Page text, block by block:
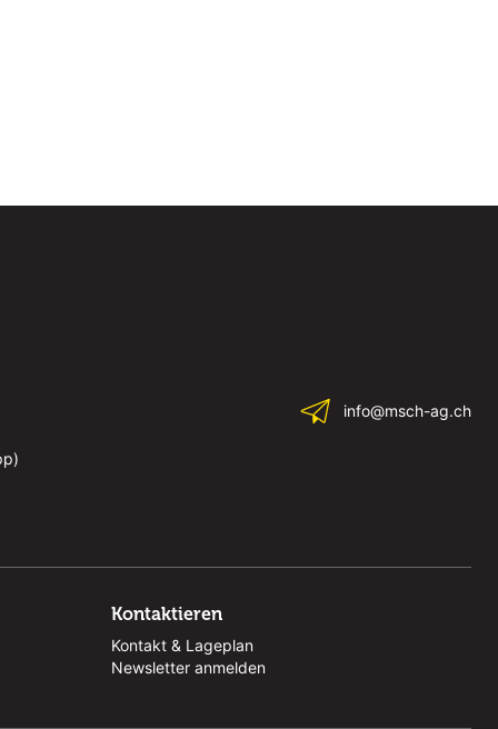
info@msch-ag.ch
Kontaktieren
Kontakt & Lageplan
Newsletter anmelden